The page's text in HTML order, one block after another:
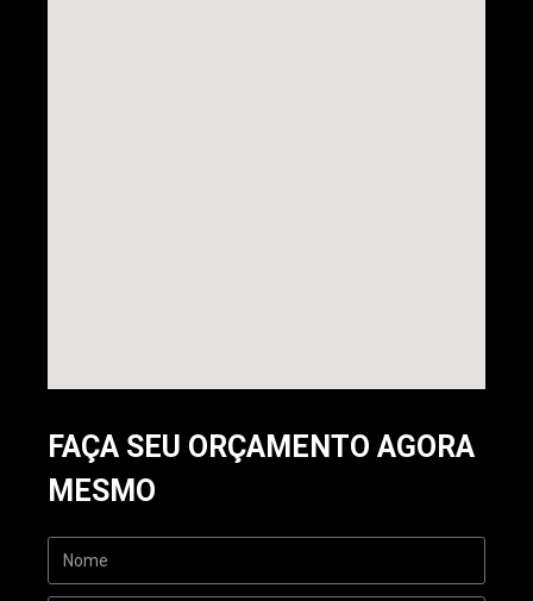
FAÇA SEU ORÇAMENTO AGORA
MESMO